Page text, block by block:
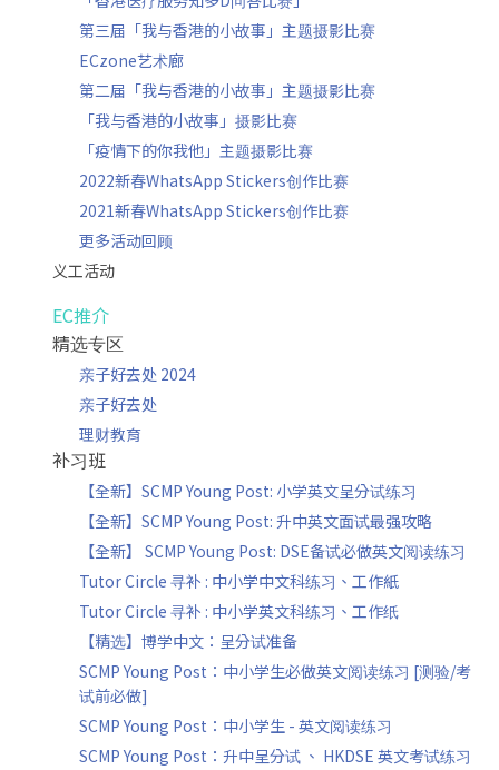
第三届「我与香港的小故事」主题摄影比赛
ECzone艺术廊
第二届「我与香港的小故事」主题摄影比赛
「我与香港的小故事」摄影比赛
「疫情下的你我他」主题摄影比赛
2022新春WhatsApp Stickers创作比赛
2021新春WhatsApp Stickers创作比赛
更多活动回顾
义工活动
EC推介
精选专区
亲子好去处 2024
亲子好去处
理财教育
补习班
【全新】SCMP Young Post: 小学英文呈分试练习
【全新】SCMP Young Post: 升中英文面试最强攻略
【全新】 SCMP Young Post: DSE备试必做英文阅读练习
Tutor Circle 寻补 : 中小学中文科练习、工作紙
Tutor Circle 寻补 : 中小学英文科练习、工作纸
【精选】博学中文：呈分试准备
SCMP Young Post：中小学生必做英文阅读练习 [测验/考
试前必做]
SCMP Young Post：中小学生 - 英文阅读练习
SCMP Young Post：升中呈分试 、 HKDSE 英文考试练习